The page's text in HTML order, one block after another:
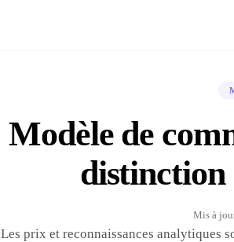
Modèle de
distinction
Mis à
Les prix et reconnaissances analytiques